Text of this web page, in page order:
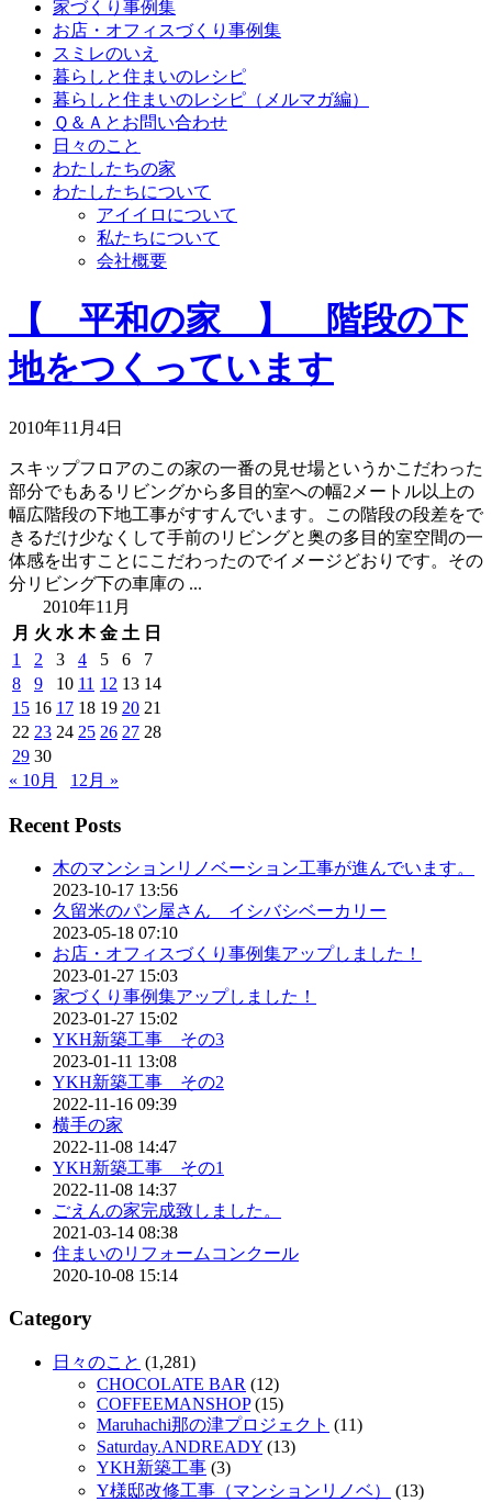
家づくり事例集
お店・オフィスづくり事例集
スミレのいえ
暮らしと住まいのレシピ
暮らしと住まいのレシピ（メルマガ編）
Ｑ＆Ａとお問い合わせ
日々のこと
わたしたちの家
わたしたちについて
アイイロについて
私たちについて
会社概要
【 平和の家 】 階段の下
地をつくっています
2010年11月4日
スキップフロアのこの家の一番の見せ場というかこだわった
部分でもあるリビングから多目的室への幅2メートル以上の
幅広階段の下地工事がすすんでいます。この階段の段差をで
きるだけ少なくして手前のリビングと奥の多目的室空間の一
体感を出すことにこだわったのでイメージどおりです。その
分リビング下の車庫の ...
2010年11月
月 火 水 木 金 土 日
1
2 3 4 5 6
7
8
9 10 11 12 13 14
15 16 17 18 19 20 21
22 23 24 25 26 27 28
29 30
« 10月
12月 »
Recent Posts
木のマンションリノベーション工事が進んでいます。
2023-10-17 13:56
久留米のパン屋さん イシバシベーカリー
2023-05-18 07:10
お店・オフィスづくり事例集アップしました！
2023-01-27 15:03
家づくり事例集アップしました！
2023-01-27 15:02
YKH新築工事 その3
2023-01-11 13:08
YKH新築工事 その2
2022-11-16 09:39
横手の家
2022-11-08 14:47
YKH新築工事 その1
2022-11-08 14:37
ごえんの家完成致しました。
2021-03-14 08:38
住まいのリフォームコンクール
2020-10-08 15:14
Category
日々のこと (1,281)
CHOCOLATE BAR (12)
COFFEEMANSHOP(15)
Maruhachi那の津プロジェクト (11)
Saturday.ANDREADY (13)
YKH新築工事 (3)
Y様邸改修工事（マンションリノベ）
(13)